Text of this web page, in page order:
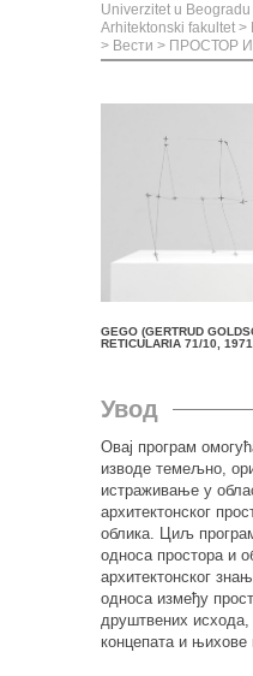
Univerzitet u Beogradu
Arhitektonski fakultet >
> Вести > ПРОСТОР
GEGO (GERTRUD
RETICULARIA 71/10, 1971
Увод
Овај програм
изводе темељно,
истраживање у
архитектонског
облика. Циљ
односа простора и
архитектонског
односа између
друштвених исхода,
концепата и њихове